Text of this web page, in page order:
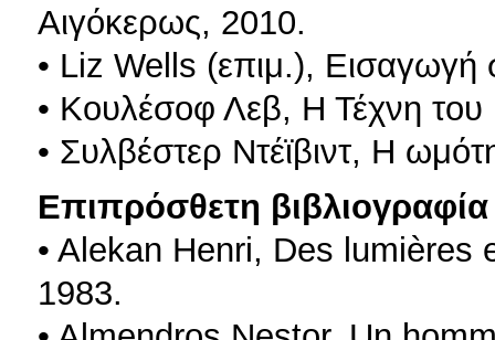
Αιγόκερως, 2010.
• Liz Wells (επιμ.),
• Κουλέσοφ Λεβ, Η Τέχνη
• Συλβέστερ Ντέϊβιντ, Η
Επιπρόσθετη βιβλιογραφία
• Alekan Henri, Des
1983.